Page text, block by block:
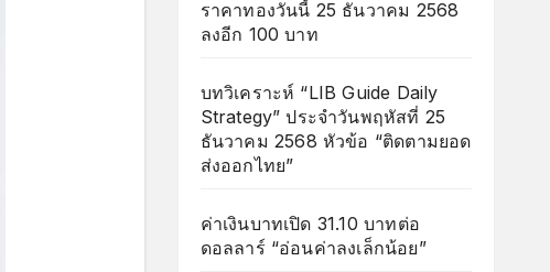
ราคาทองวันนี้ 25 ธันวาคม 2568
ลงอีก 100 บาท
บทวิเคราะห์ “LIB Guide Daily
Strategy” ประจำวันพฤหัสที่ 25
ธันวาคม 2568 หัวข้อ “ติดตามยอด
ส่งออกไทย”
ค่าเงินบาทเปิด 31.10 บาทต่อ
ดอลลาร์ “อ่อนค่าลงเล็กน้อย”